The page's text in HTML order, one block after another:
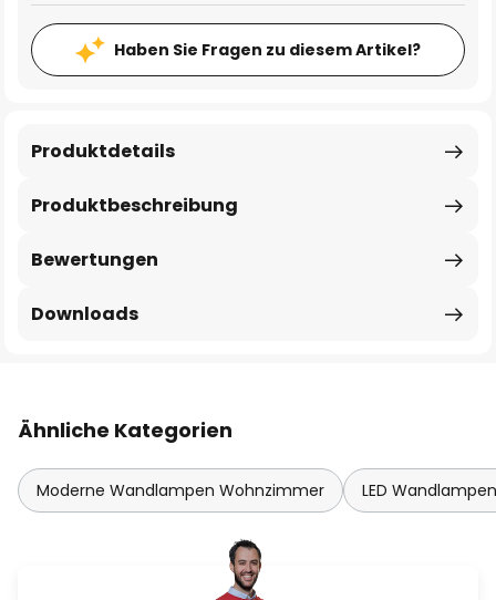
Haben Sie Fragen zu diesem Artikel?
Produktbeschreibung
Produktdetails
Bewertungen
Downloads
Ähnliche Kategorien
Moderne Wandlampen Wohnzimmer LED